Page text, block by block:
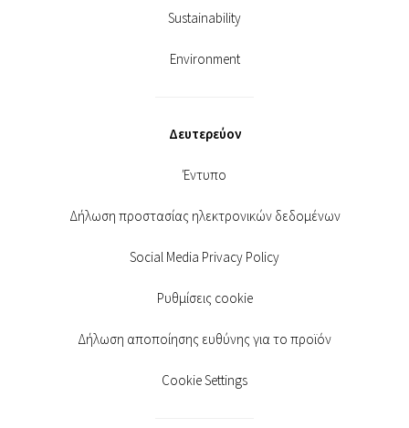
Sustainability
Environment
Δευτερεύον
Έντυπο
Δήλωση προστασίας ηλεκτρονικών δεδομένων
Social Media Privacy Policy
Ρυθμίσεις cookie
Δήλωση αποποίησης ευθύνης για το προϊόν
Cookie Settings